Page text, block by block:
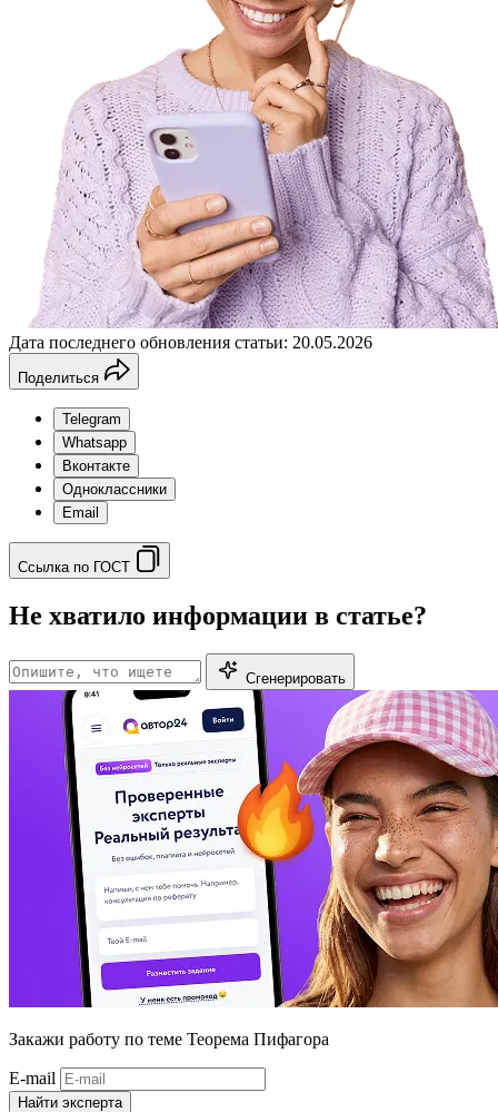
Дата последнего обновления статьи: 20.05.2026
Поделиться
Telegram
Whatsapp
Вконтакте
Одноклассники
Email
Ссылка по ГОСТ
Не хватило информации в статье?
Сгенерировать
Закажи работу по теме Теорема Пифагора
E-mail
Найти эксперта